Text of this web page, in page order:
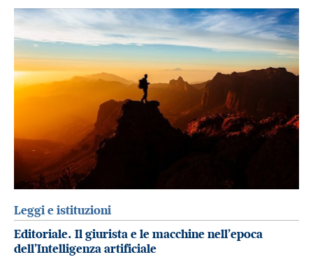
Leggi e istituzioni
Editoriale. Il giurista e le macchine nell’epoca
dell’Intelligenza artificiale